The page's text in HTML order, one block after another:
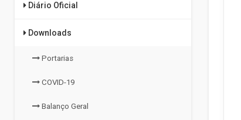
Diário Oficial
Downloads
Portarias
COVID-19
Balanço Geral